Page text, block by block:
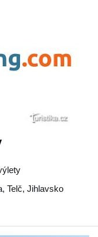
, Telč, Jihlavsko